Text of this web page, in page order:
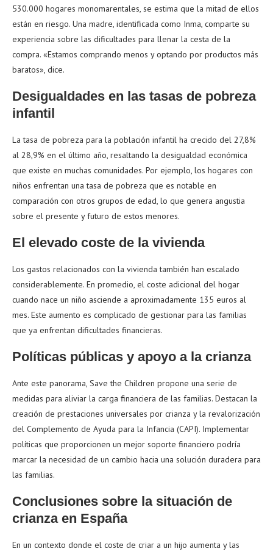
530.000 hogares monomarentales, se estima que la mitad de ellos
están en riesgo. Una madre, identificada como Inma, comparte su
experiencia sobre las dificultades para llenar la cesta de la
compra. «Estamos comprando menos y optando por productos más
baratos», dice.
Desigualdades en las tasas de pobreza
infantil
La tasa de pobreza para la población infantil ha crecido del 27,8%
al 28,9% en el último año, resaltando la desigualdad económica
que existe en muchas comunidades. Por ejemplo, los hogares con
niños enfrentan una tasa de pobreza que es notable en
comparación con otros grupos de edad, lo que genera angustia
sobre el presente y futuro de estos menores.
El elevado coste de la vivienda
Los gastos relacionados con la vivienda también han escalado
considerablemente. En promedio, el coste adicional del hogar
cuando nace un niño asciende a aproximadamente 135 euros al
mes. Este aumento es complicado de gestionar para las familias
que ya enfrentan dificultades financieras.
Políticas públicas y apoyo a la crianza
Ante este panorama, Save the Children propone una serie de
medidas para aliviar la carga financiera de las familias. Destacan la
creación de prestaciones universales por crianza y la revalorización
del Complemento de Ayuda para la Infancia (CAPI). Implementar
políticas que proporcionen un mejor soporte financiero podría
marcar la necesidad de un cambio hacia una solución duradera para
las familias.
Conclusiones sobre la situación de
crianza en España
En un contexto donde el coste de criar a un hijo aumenta y las